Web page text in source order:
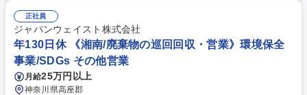
正社員
ジャパンウェイスト株式会社
年130日休 《湘南/廃棄物の巡回回収・営業》環境保全
事業/SDGs その他営業
月給25万円以上
神奈川県高座郡